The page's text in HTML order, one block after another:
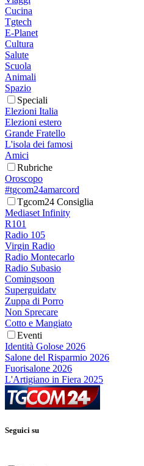
Cucina
Tgtech
E-Planet
Cultura
Salute
Scuola
Animali
Spazio
Speciali
Elezioni Italia
Elezioni estero
Grande Fratello
L'isola dei famosi
Amici
Rubriche
Oroscopo
#tgcom24amarcord
Tgcom24 Consiglia
Mediaset Infinity
R101
Radio 105
Virgin Radio
Radio Montecarlo
Radio Subasio
Comingsoon
Superguidatv
Zuppa di Porro
Non Sprecare
Cotto e Mangiato
Eventi
Identità Golose 2026
Salone del Risparmio 2026
Fuorisalone 2026
L'Artigiano in Fiera 2025
Seguici su